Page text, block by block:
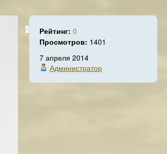
Рейтинг: 0
Просмотров: 1401
7 апреля 2014
Администратор